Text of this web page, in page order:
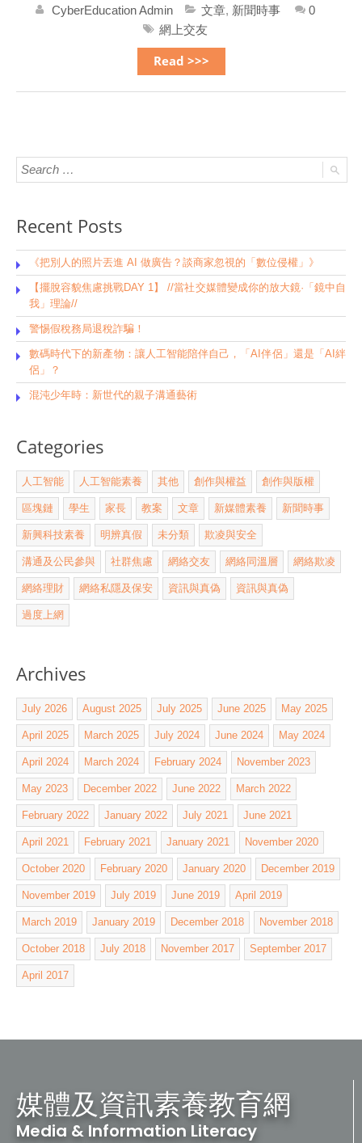
CyberEducation Admin 文章, 新聞時事
0
網上交友
Read >>>
Recent Posts
《把別人的照片丟進 AI 做廣告？談商家忽視的「數位侵權」》
【擺脫容貌焦慮挑戰DAY 1】 //當社交媒體變成你的放大鏡·「鏡中自
我」理論//
警惕假稅務局退稅詐騙！
數碼時代下的新產物：讓人工智能陪伴自己，「AI伴侶」還是「AI絆
侶」？
混沌少年時：新世代的親子溝通藝術
Categories
人工智能 人工智能素養 其他 創作與權益 創作與版權
區塊鏈 學生 家長 教案 文章 新媒體素養 新聞時事
新興科技素養 明辨真假 未分類 欺凌與安全
溝通及公民參與 社群焦慮 網絡交友 網絡同溫層 網絡欺凌
網絡理財 網絡私隱及保安 資訊與真偽 資訊與真偽
過度上網
Archives
July 2026 August 2025 July 2025 June 2025 May 2025
April 2025 March 2025 July 2024 June 2024 May 2024
April 2024 March 2024 February 2024 November 2023
May 2023 December 2022 June 2022 March 2022
February 2022 January 2022 July 2021 June 2021
April 2021 February 2021 January 2021 November 2020
October 2020 February 2020 January 2020 December 2019
November 2019 July 2019 June 2019 April 2019
March 2019 January 2019 December 2018 November 2018
October 2018 July 2018 November 2017 September 2017
April 2017
媒體及資訊素養教育網
Media & Information Literacy